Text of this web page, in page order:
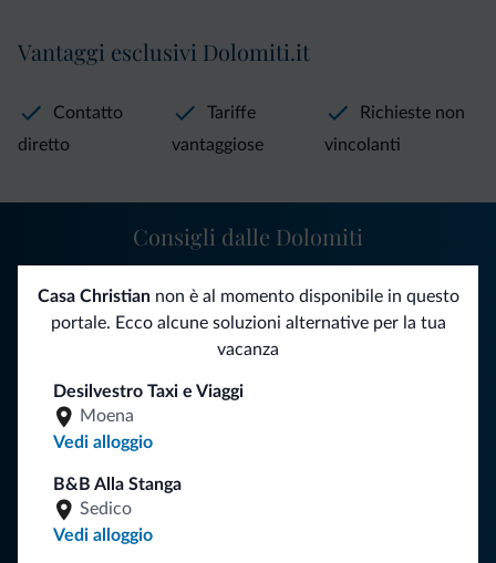
Casa Christiannon è al momento disponibile in questo
portale. Ecco alcune soluzioni alternative per la tua
vacanza
Desilvestro Taxi e Viaggi
Moena
Vedi alloggio
B&B Alla Stanga
Sedico
Vedi alloggio
Vantaggi esclusivi Dolomiti.it
Contatto
diretto
Tariffe
vantaggiose
Richieste non
vincolanti
Segui Dolomiti.it
Consigli dalle Dolomiti
vacanza nelle Dolomiti.
ISCRIVITI ALLA NEWSLETTER